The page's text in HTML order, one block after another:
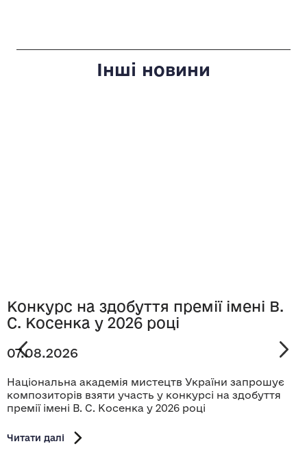
Інші новини
Конкурс на здобуття премії імені В.
С. Косенка у 2026 році
07.08.2026
Національна академія мистецтв України запрошує
композиторів взяти участь у конкурсі на здобуття
премії імені В. С. Косенка у 2026 році
Читати далі